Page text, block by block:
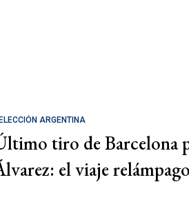
ARGENTINA
tiro de Barcelona
el viaje